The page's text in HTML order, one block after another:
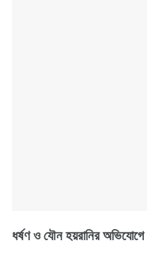
ধর্ষণ ও যৌন হয়রানির